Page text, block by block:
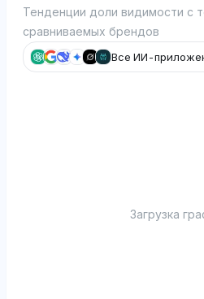
Тенденции доли видимости с
сравниваемых брендов
Все ИИ-
Загрузка